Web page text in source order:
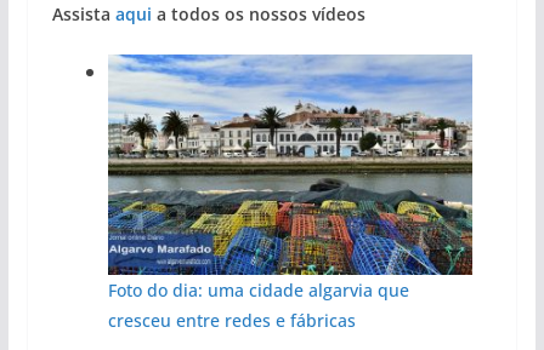
Assista aqui a todos os nossos vídeos
Foto do dia: uma cidade algarvia que
cresceu entre redes e fábricas